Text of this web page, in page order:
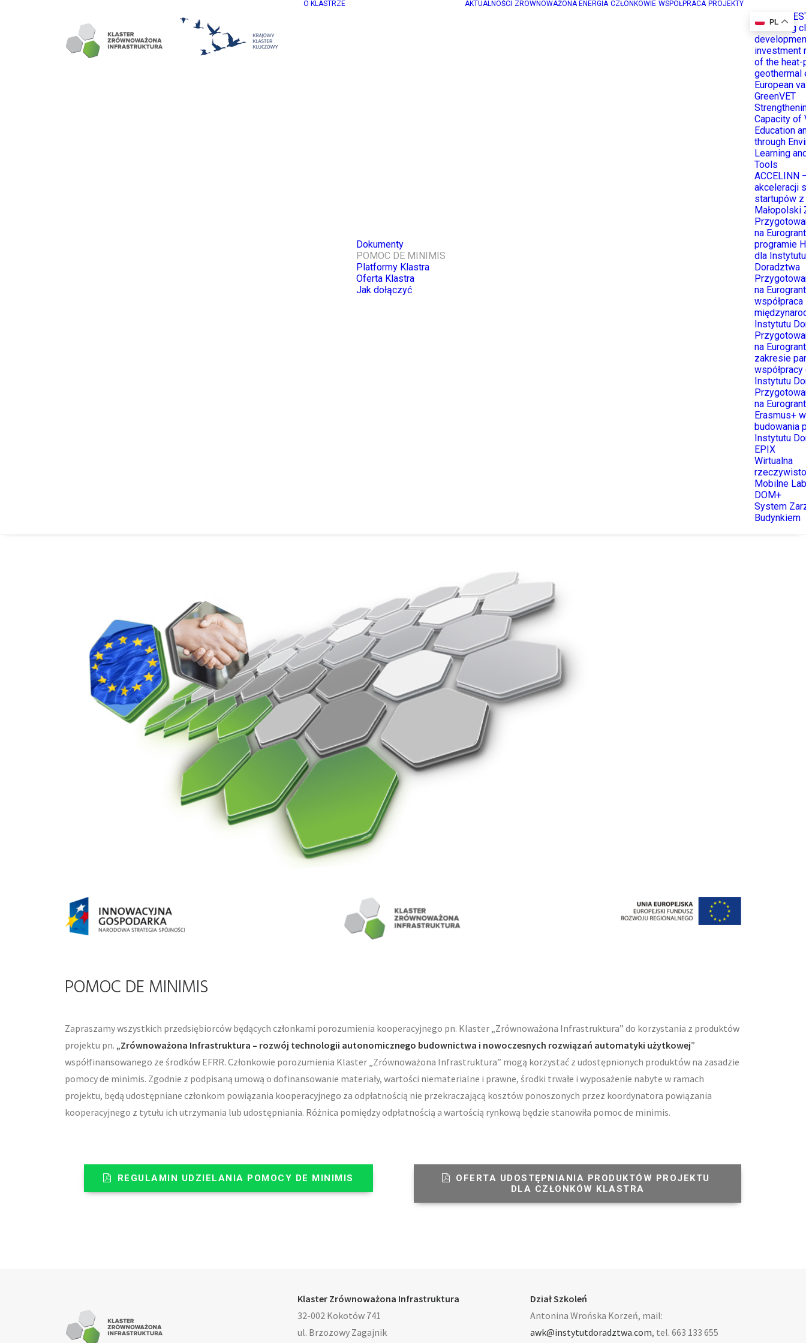
O KLASTRZE
Dokumenty
POMOC DE MINIMIS
Platformy Klastra
Oferta Klastra
Jak dołączyć
AKTUALNOŚCI ZRÓWNOWAŻONA ENERGIA CZŁONKOWIE WSPÓŁPRACA PROJEKTY
Enhancing
investment
of the heat-
geothermal
European
GreenVET
Capacity of
Education
through
Learning
Tools
ACCELINN
akceleracji
startupów z
Małopolski
na
programie
dla Instytutu
Doradztwa
na
współpraca
Instytutu
na
zakresie
współpracy
Instytutu
na
Erasmus+
budowania
Instytutu
EPIX
Wirtualna
Mobilne
DOM+
System
Budynkiem
POMOC DE MINIMIS
Zapraszamy wszystkich przedsiębiorców będących członkami porozumienia kooperacyjnego pn. Klaster „Zrównoważona Infrastruktura” do korzystania z produktów
projektu pn. „Zrównoważona Infrastruktura – rozwój technologii autonomicznego budownictwa i nowoczesnych rozwiązań automatyki użytkowej”
współfinansowanego ze środków EFRR. Członkowie porozumienia Klaster „Zrównoważona Infrastruktura” mogą korzystać z udostępnionych produktów na zasadzie
pomocy de minimis. Zgodnie z podpisaną umową o dofinansowanie materiały, wartości niematerialne i prawne, środki trwałe i wyposażenie nabyte w ramach
projektu, będą udostępniane członkom powiązania kooperacyjnego za odpłatnością nie przekraczającą kosztów ponoszonych przez koordynatora powiązania
kooperacyjnego z tytułu ich utrzymania lub udostępniania. Różnica pomiędzy odpłatnością a wartością rynkową będzie stanowiła pomoc de minimis.
REGULAMIN UDZIELANIA POMOCY DE MINIMIS
OFERTA UDOSTĘPNIANIA PRODUKTÓW PROJEKTU
DLA CZŁONKÓW KLASTRA
Klaster Zrównoważona Infrastruktura
32-002 Kokotów 741
ul. Brzozowy Zagajnik
Dział Szkoleń
Antonina Wrońska Korzeń, mail:
awk@instytutdoradztwa.com, tel. 663 133 655
PL